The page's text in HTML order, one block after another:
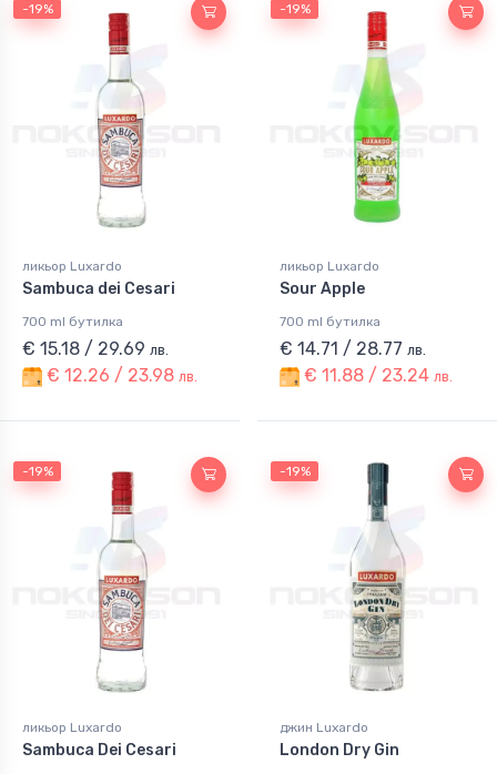
-19%
ликьор Luxardo
Sambuca dei Cesari
700 ml бутилка
€ 15.18 / 29.69 лв.
€ 12.26 / 23.98 лв.
-19%
ликьор Luxardo
Sour Apple
700 ml бутилка
€ 14.71 / 28.77 лв.
€ 11.88 / 23.24 лв.
-19%
ликьор Luxardo
Sambuca Dei Cesari
-19%
джин Luxardo
London Dry Gin